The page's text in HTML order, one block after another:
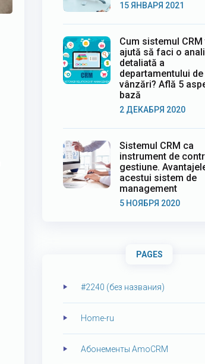
15 ЯНВАРЯ 2021
Cum sistemul CRM
ajută să faci o
detaliată a
departamentului de
vânzări? Află 5
bază
2 ДЕКАБРЯ 2020
Sistemul CRM ca
instrument de
gestiune.
acestui sistem de
management
5 НОЯБРЯ 2020
PAGES
#2240 (без названия)
Home-ru
Абонементы AmoCRM